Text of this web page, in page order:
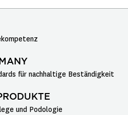
für nachhaltige Beständigkeit
und Podologie